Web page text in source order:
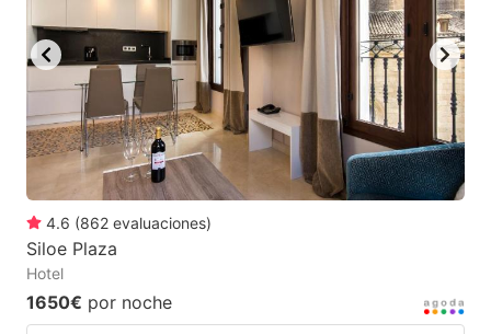
4.6 (862 evaluaciones)
Siloe Plaza
Hotel
1650€ por noche